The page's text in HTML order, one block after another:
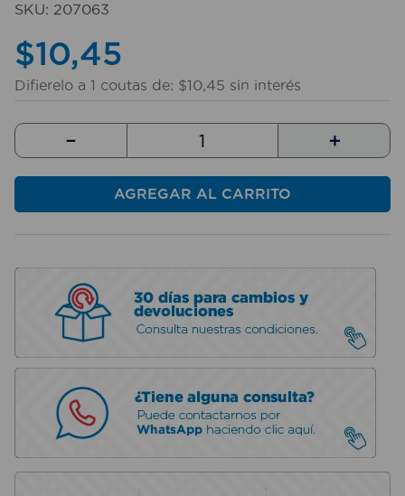
SKU: 207063
$10,45
Difierelo a 1 coutas de: $10,45 sin interés
＋
－
AGREGAR AL CARRITO